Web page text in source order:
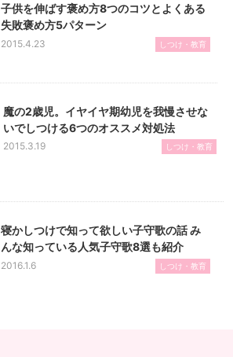
子供を伸ばす褒め方8つのコツとよくある
失敗褒め方5パターン
2015.4.23 しつけ・教育
魔の2歳児。イヤイヤ期幼児を我慢させな
いでしつける6つのオススメ対処法
2015.3.19 しつけ・教育
寝かしつけで知って欲しい子守歌の話 み
んな知っている人気子守歌8選も紹介
2016.1.6 しつけ・教育